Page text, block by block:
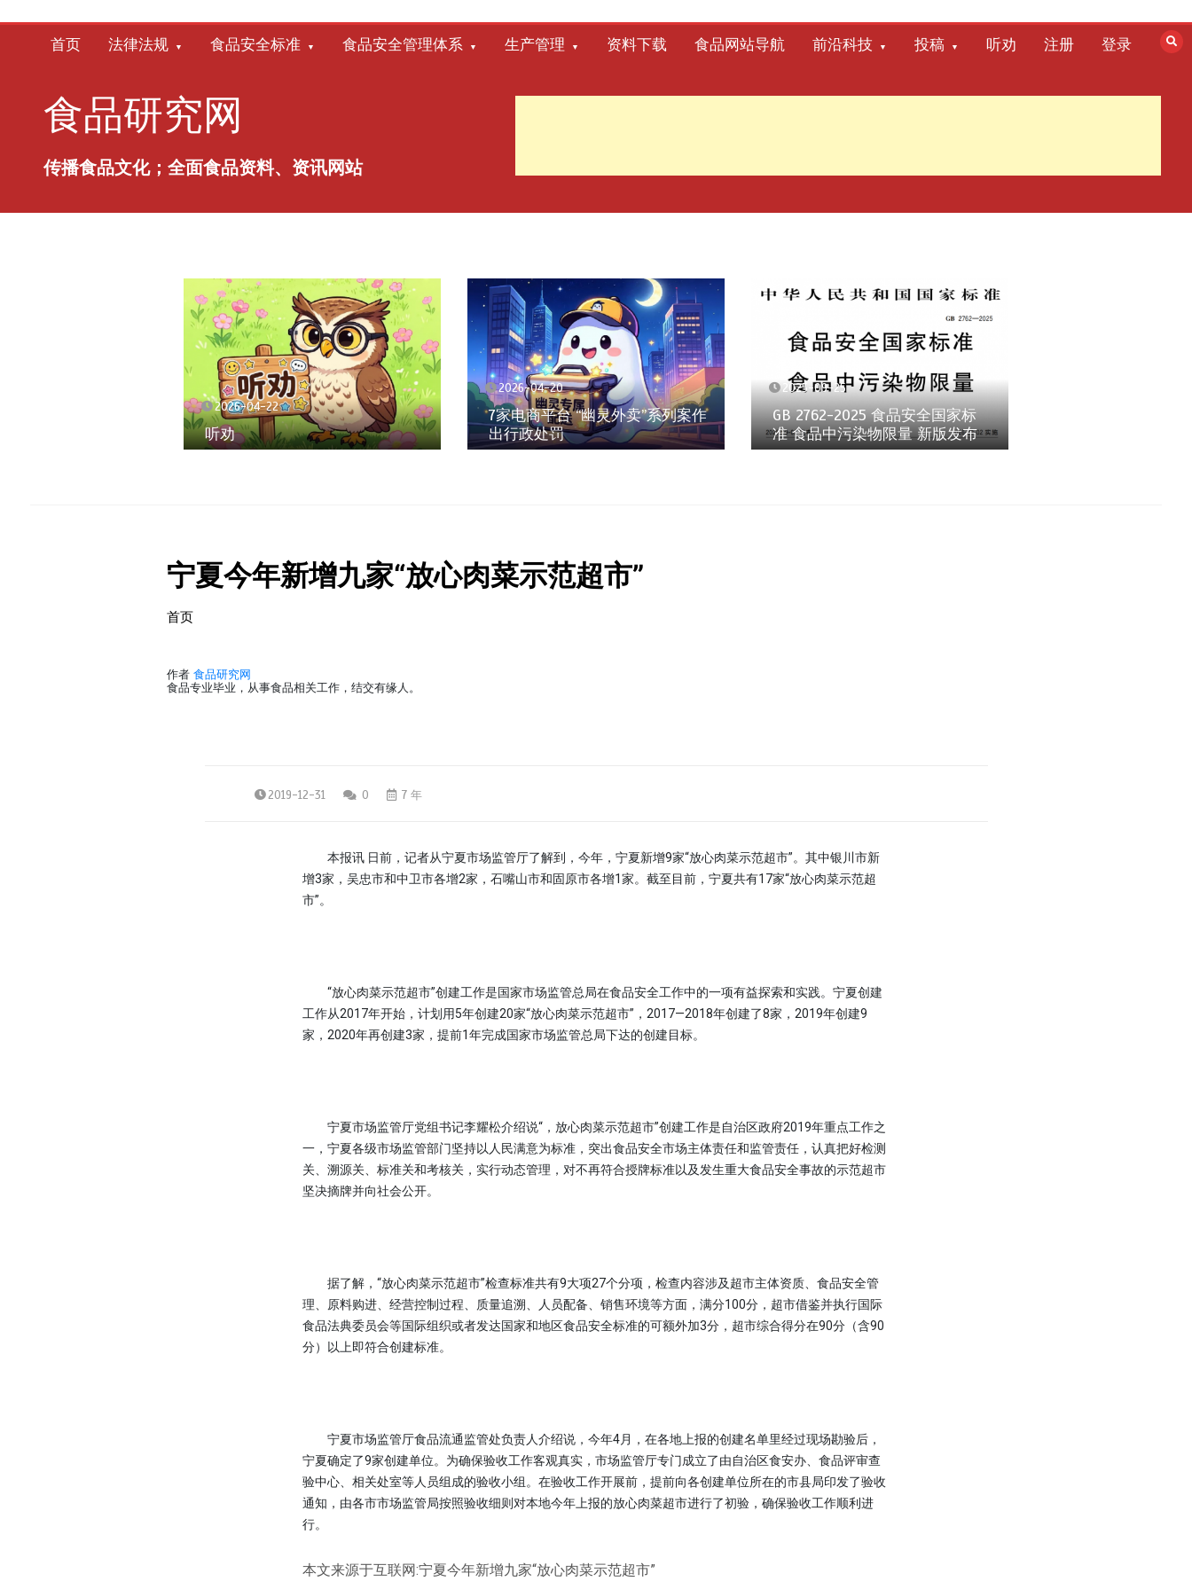
首页 法律法规 食品安全标准 食品安全管理体系 生产管理 资料下载 食品网站导航 前沿科技 投稿 听劝 注册 登录
食品研究网
传播食品文化；全面食品资料、资讯网站
2026-04-22
听劝
2026-04-20
7家电商平台 “幽灵外卖”系列案作
出行政处罚
2025-09-25
GB 2762-2025 食品安全国家标
准 食品中污染物限量 新版发布
宁夏今年新增九家“放心肉菜示范超市”
首页
作者食品研究网
食品专业毕业，从事食品相关工作，结交有缘人。
2019-12-31 0 7 年
本报讯 日前，记者从宁夏市场监管厅了解到，今年，宁夏新增9家“放心肉菜示范超市”。其中银川市新
增3家，吴忠市和中卫市各增2家，石嘴山市和固原市各增1家。截至目前，宁夏共有17家“放心肉菜示范超
市”。
“放心肉菜示范超市”创建工作是国家市场监管总局在食品安全工作中的一项有益探索和实践。宁夏创建
工作从2017年开始，计划用5年创建20家“放心肉菜示范超市”，2017—2018年创建了8家，2019年创建9
家，2020年再创建3家，提前1年完成国家市场监管总局下达的创建目标。
宁夏市场监管厅党组书记李耀松介绍说“，放心肉菜示范超市”创建工作是自治区政府2019年重点工作之
一，宁夏各级市场监管部门坚持以人民满意为标准，突出食品安全市场主体责任和监管责任，认真把好检测
关、溯源关、标准关和考核关，实行动态管理，对不再符合授牌标准以及发生重大食品安全事故的示范超市
坚决摘牌并向社会公开。
据了解，“放心肉菜示范超市”检查标准共有9大项27个分项，检查内容涉及超市主体资质、食品安全管
理、原料购进、经营控制过程、质量追溯、人员配备、销售环境等方面，满分100分，超市借鉴并执行国际
食品法典委员会等国际组织或者发达国家和地区食品安全标准的可额外加3分，超市综合得分在90分（含90
分）以上即符合创建标准。
宁夏市场监管厅食品流通监管处负责人介绍说，今年4月，在各地上报的创建名单里经过现场勘验后，
宁夏确定了9家创建单位。为确保验收工作客观真实，市场监管厅专门成立了由自治区食安办、食品评审查
验中心、相关处室等人员组成的验收小组。在验收工作开展前，提前向各创建单位所在的市县局印发了验收
通知，由各市市场监管局按照验收细则对本地今年上报的放心肉菜超市进行了初验，确保验收工作顺利进
行。
本文来源于互联网:宁夏今年新增九家“放心肉菜示范超市”